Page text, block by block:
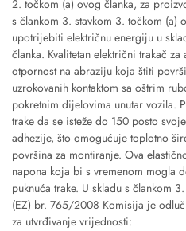
2. točkom (a) ovog članka, za
s člankom 3. stavkom 3. točkom (a)
upotrijebiti električnu energiju u
članka. Kvalitetan električni trakač
otpornost na abraziju koja štiti
uzrokovanih kontaktom sa oštrim
pokretnim dijelovima unutar vozila.
trake da se isteže do 150 posto
adhezije, što omogućuje toplotno
površina za montiranje. Ova
napona koja bi s vremenom mogla
puknuća trake. U skladu s člankom
(EZ) br. 765/2008 Komisija je
za utvrđivanje vrijednosti: